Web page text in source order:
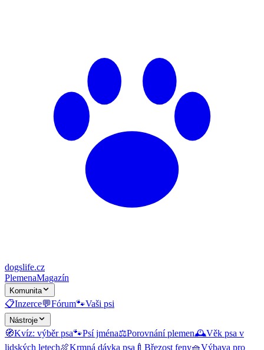
dogslife.cz
PlemenaMagazín
Komunita
📋Inzerce💬Fórum🐾Vaši psi
Nástroje
🧭Kvíz: výběr psa🐾Psí jména⚖️Porovnání plemen🕰️Věk psa v
lidských letech🍖Krmná dávka psa 🍼 Březost feny🧺Výbava pro